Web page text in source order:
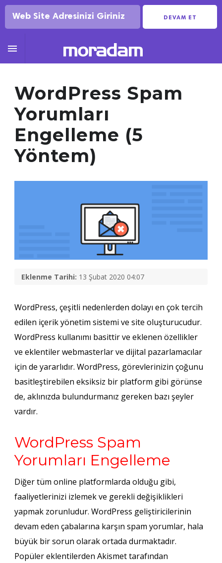
DEVAM ET

WordPress Spam
Yorumları
Engelleme (5
Yöntem)
Eklenme Tarihi: 13 Şubat 2020 04:07
WordPress, çeşitli nedenlerden dolayı en çok tercih
edilen içerik yönetim sistemi ve site oluşturucudur.
WordPress kullanımı basittir ve eklenen özellikler
ve eklentiler webmasterlar ve dijital pazarlamacılar
için de yararlıdır. WordPress, görevlerinizin çoğunu
basitleştirebilen eksiksiz bir platform gibi görünse
de, aklınızda bulundurmanız gereken bazı şeyler
vardır.
WordPress Spam
Yorumları Engelleme
Diğer tüm online platformlarda olduğu gibi,
faaliyetlerinizi izlemek ve gerekli değişiklikleri
yapmak zorunludur. WordPress geliştiricilerinin
devam eden çabalarına karşın spam yorumlar, hala
büyük bir sorun olarak ortada durmaktadır.
Popüler eklentilerden Akismet tarafından